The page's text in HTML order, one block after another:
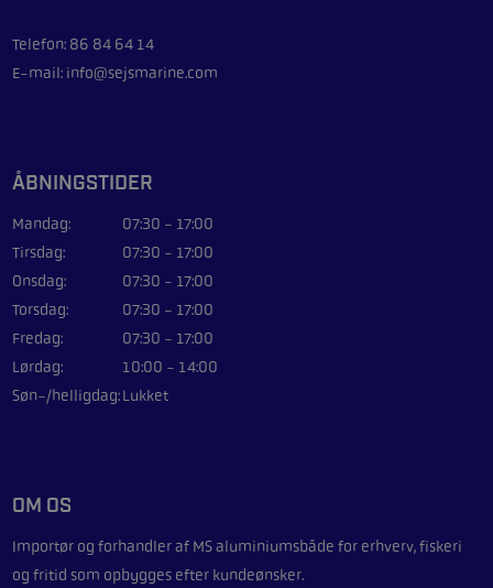
Telefon: 86 84 64 14
E-mail: info@sejsmarine.com
ÅBNINGSTIDER
Mandag:
07:30 - 17:00
Tirsdag:
07:30 - 17:00
Onsdag:
07:30 - 17:00
Torsdag:
07:30 - 17:00
Fredag:
07:30 - 17:00
Lørdag:
10:00 - 14:00
Søn-/helligdag:Lukket
OM OS
Importør og forhandler af MS aluminiumsbåde for erhverv, fiskeri
og fritid som opbygges efter kundeønsker.